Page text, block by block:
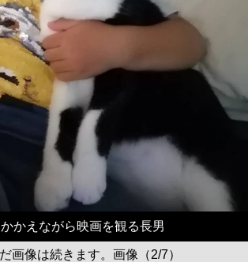
かえながら映画を観る長男
画像は続きます。画像（2/7）